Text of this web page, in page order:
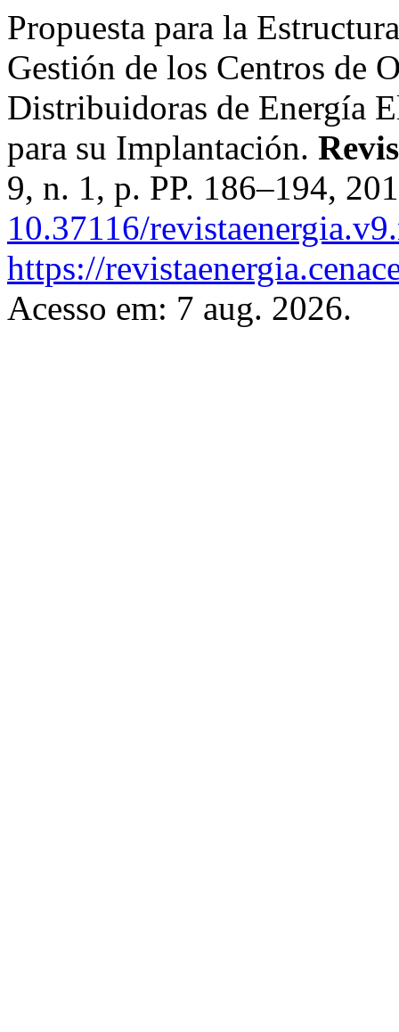
Propuesta para la
Gestión de los Centros de
Distribuidoras de Energía
para su Implantación.
9, n. 1, p. PP. 186–194,
10.37116/
https://
Acesso em: 7 aug. 2026.